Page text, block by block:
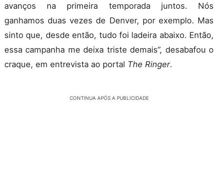
avanços na primeira temporada juntos. Nós
ganhamos duas vezes de Denver, por exemplo. Mas
sinto que, desde então, tudo foi ladeira abaixo. Então,
essa campanha me deixa triste demais”, desabafou o
craque, em entrevista ao portal The Ringer.
CONTINUA APÓS A PUBLICIDADE